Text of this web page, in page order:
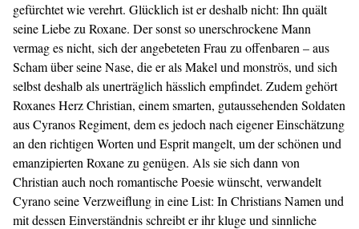
gefürchtet wie verehrt. Glücklich ist er deshalb nicht: Ihn quält
seine Liebe zu Roxane. Der sonst so unerschrockene Mann
vermag es nicht, sich der angebeteten Frau zu offenbaren – aus
Scham über seine Nase, die er als Makel und monströs, und sich
selbst deshalb als unerträglich hässlich empfindet. Zudem gehört
Roxanes Herz Christian, einem smarten, gutaussehenden Soldaten
aus Cyranos Regiment, dem es jedoch nach eigener Einschätzung
an den richtigen Worten und Esprit mangelt, um der schönen und
emanzipierten Roxane zu genügen. Als sie sich dann von
Christian auch noch romantische Poesie wünscht, verwandelt
Cyrano seine Verzweiflung in eine List: In Christians Namen und
mit dessen Einverständnis schreibt er ihr kluge und sinnliche